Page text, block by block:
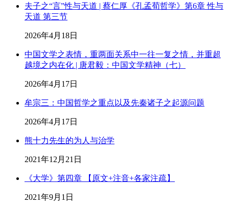
夫子之“言”性与天道 | 蔡仁厚《孔孟荀哲学》第6章 性与
天道 第三节
2026年4月18日
中国文学之表情，重两面关系中一往一复之情，并重超
越境之内在化 | 唐君毅：中国文学精神（七）
2026年4月17日
牟宗三：中国哲学之重点以及先秦诸子之起源问题
2026年4月17日
熊十力先生的为人与治学
2021年12月21日
《大学》第四章 【原文+注音+各家注疏】
2021年9月1日